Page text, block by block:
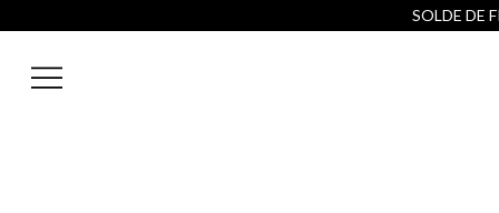
SOLDE DE